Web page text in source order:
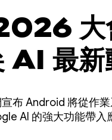
大
最新
布 Android 將從作
AI 的強大功能帶入